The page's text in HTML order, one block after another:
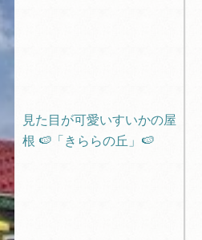
見た目が可愛いすいかの屋
根 🍉「きららの丘」🍉